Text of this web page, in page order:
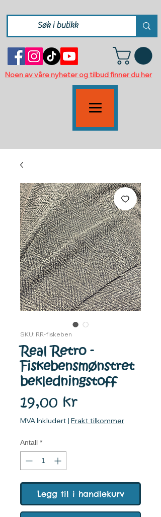
Noen av våre nyheter og tilbud finner du her
SKU: RR-fiskeben
Real Retro -
Fiskebensmønstret
bekledningstoff
19,00 krPris
MVA Inkludert | Frakt tilkommer
Antall *
Legg til i handlekurv